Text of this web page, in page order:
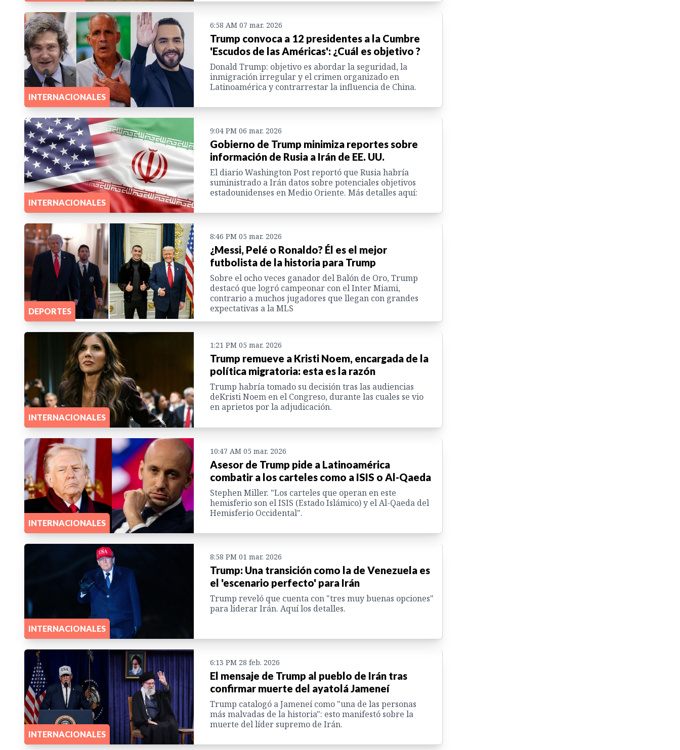
INTERNACIONALES
6:58 AM 07 mar. 2026
Trump convoca a 12 presidentes a la Cumbre
'Escudos de las Américas': ¿Cuál es objetivo ?
Donald Trump: objetivo es abordar la seguridad, la
inmigración irregular y el crimen organizado en
Latinoamérica y contrarrestar la influencia de China.
INTERNACIONALES
9:04 PM 06 mar. 2026
Gobierno de Trump minimiza reportes sobre
información de Rusia a Irán de EE. UU.
El diario Washington Post reportó que Rusia habría
suministrado a Irán datos sobre potenciales objetivos
estadounidenses en Medio Oriente. Más detalles aquí:
DEPORTES
8:46 PM 05 mar. 2026
¿Messi, Pelé o Ronaldo? Él es el mejor
futbolista de la historia para Trump
Sobre el ocho veces ganador del Balón de Oro, Trump
destacó que logró campeonar con el Inter Miami,
contrario a muchos jugadores que llegan con grandes
expectativas a la MLS
INTERNACIONALES
1:21 PM 05 mar. 2026
Trump remueve a Kristi Noem, encargada de la
política migratoria: esta es la razón
Trump habría tomado su decisión tras las audiencias
deKristi Noem en el Congreso, durante las cuales se vio
en aprietos por la adjudicación.
INTERNACIONALES
10:47 AM 05 mar. 2026
Asesor de Trump pide a Latinoamérica
combatir a los carteles como a ISIS o Al-Qaeda
Stephen Miller. "Los carteles que operan en este
hemisferio son el ISIS (Estado Islámico) y el Al-Qaeda del
Hemisferio Occidental".
INTERNACIONALES
8:58 PM 01 mar. 2026
Trump: Una transición como la de Venezuela es
el 'escenario perfecto' para Irán
Trump reveló que cuenta con "tres muy buenas opciones"
para liderar Irán. Aquí los detalles.
INTERNACIONALES
6:13 PM 28 feb. 2026
El mensaje de Trump al pueblo de Irán tras
confirmar muerte del ayatolá Jameneí
Trump catalogó a Jameneí como "una de las personas
más malvadas de la historia": esto manifestó sobre la
muerte del líder supremo de Irán.